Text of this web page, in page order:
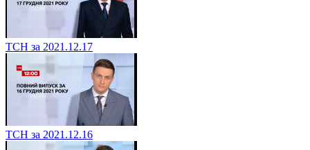
ТСН за 2021.12.17
ТСН за 2021.12.16